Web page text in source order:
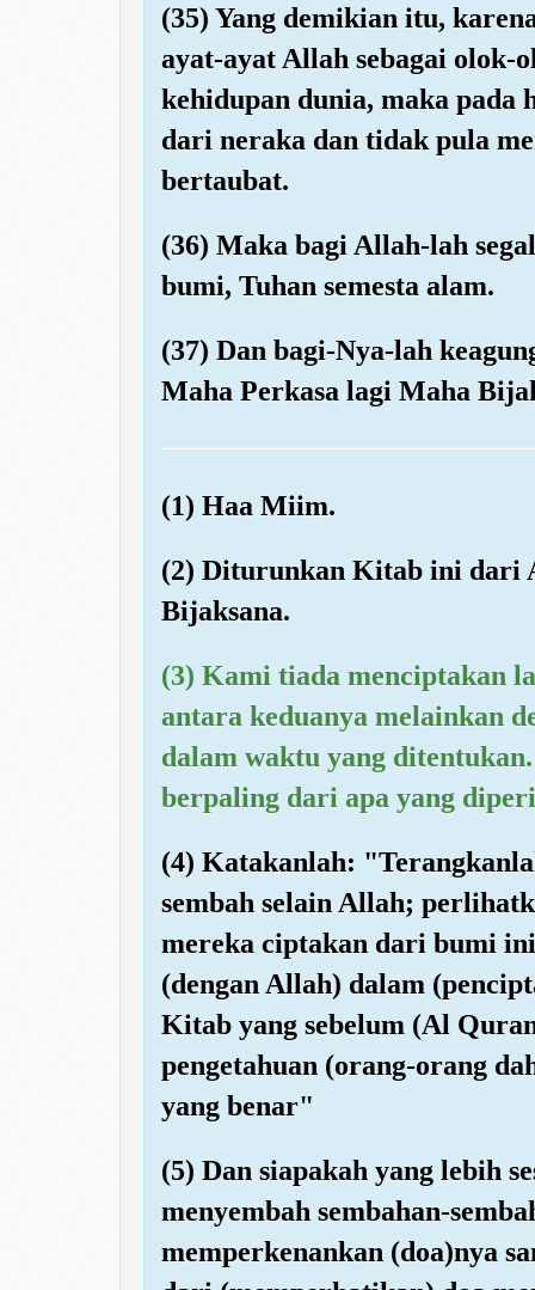
(35) Yang demikian itu,
ayat-ayat Allah sebagai olok-
kehidupan dunia, maka
dari neraka dan tidak pula
bertaubat.
(36) Maka bagi Allah-lah
bumi, Tuhan semesta alam.
(37) Dan bagi-Nya-lah
Maha Perkasa lagi Maha
(1) Haa Miim.
(2) Diturunkan Kitab ini dari
Bijaksana.
(3) Kami tiada menciptakan
antara keduanya melainkan
dalam waktu yang
berpaling dari apa yang
(4) Katakanlah:
sembah selain Allah;
mereka ciptakan dari bumi
(dengan Allah) dalam
Kitab yang sebelum (Al
pengetahuan (orang-orang
yang benar"
(5) Dan siapakah yang lebih
menyembah sembahan-
memperkenankan (doa)nya